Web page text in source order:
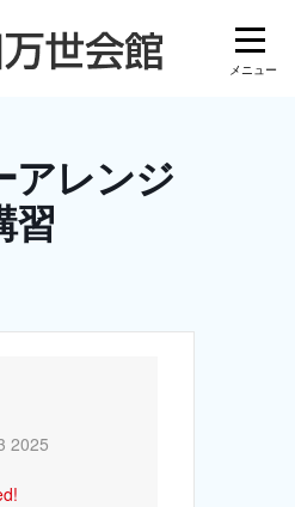
アレンジ
習
2025